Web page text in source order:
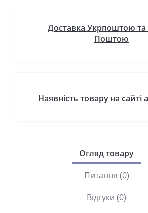
Доставка Укрпоштою
Поштою
Наявність товару на сайті
Огляд товару
Питання (0)
Відгуки (0)